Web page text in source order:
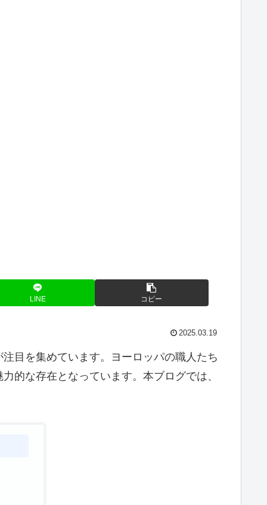
LINE コピー
2025.03.19
目を集めています。ヨーロッパの職人たち
的な存在となっています。本ブログでは、